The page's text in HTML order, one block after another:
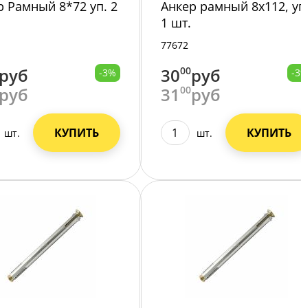
Рамный 8*72 уп. 2
руб
руб
-3%
шт. КУПИТЬ
Анкер рамный 8x112,
1 шт.
77672
3000руб
31 00руб
-
шт. КУПИТЬ